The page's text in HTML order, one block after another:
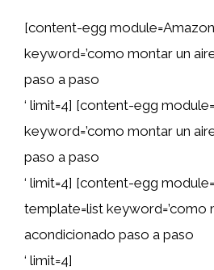
[content-egg
keyword=’como montar un
paso a paso
‘ limit=4] [content-egg
keyword=’como montar un
paso a paso
‘ limit=4] [content-egg
template=list keyword=’como
acondicionado paso a paso
‘ limit=4]